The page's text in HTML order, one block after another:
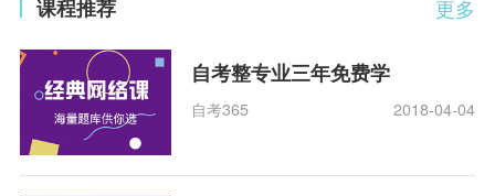
更多
课程推荐
自考整专业三年免费学
自考365 2018-04-04